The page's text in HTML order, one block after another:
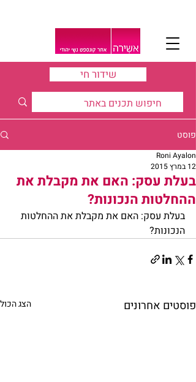
שידור חי
פוסט
בעלת עסק: האם את מקבלת את
ההחלטות הנכונות?
Roni Ayalon
12 במרץ 2015
בעלת עסק: האם את מקבלת את ההחלטות
הנכונות?
פוסטים אחרונים הצג הכול